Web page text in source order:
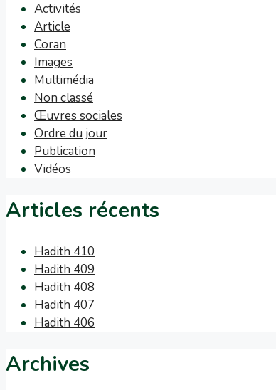
Activités
Article
Coran
Images
Multimédia
Non classé
Œuvres sociales
Ordre du jour
Publication
Vidéos
Articles récents
Hadith 410
Hadith 409
Hadith 408
Hadith 407
Hadith 406
Archives